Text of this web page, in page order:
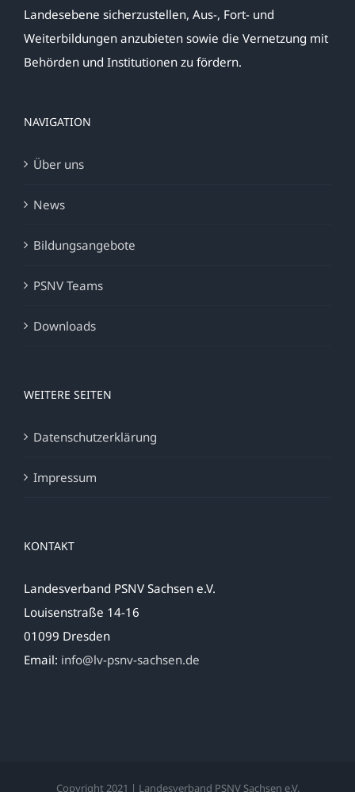
Landesebene sicherzustellen, Aus-, Fort- und
Weiterbildungen anzubieten sowie die Vernetzung mit
Behörden und Institutionen zu fördern.
NAVIGATION
Über uns
News
Bildungsangebote
PSNV Teams
Downloads
WEITERE SEITEN
Datenschutzerklärung
Impressum
KONTAKT
Landesverband PSNV Sachsen e.V.
Louisenstraße 14-16
01099 Dresden
Email: info@lv-psnv-sachsen.de
Copyright 2021 | Landesverband PSNV Sachsen e.V.